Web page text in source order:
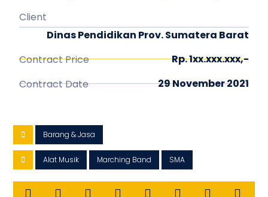
Client
Dinas Pendidikan Prov. Sumatera Barat
Contract Price
Rp. 1xx.xxx.xxx,-
Contract Date
29 November 2021
Barang & Jasa
Alat Musik Marching Band SMA